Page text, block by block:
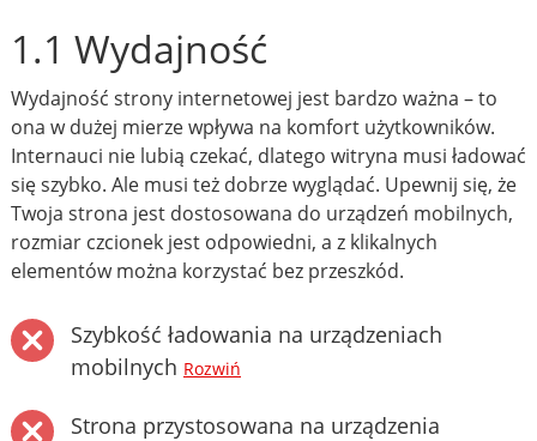
1.1 Wydajność
Wydajność strony internetowej jest bardzo ważna – to
ona w dużej mierze wpływa na komfort użytkowników.
Internauci nie lubią czekać, dlatego witryna musi ładować
się szybko. Ale musi też dobrze wyglądać. Upewnij się, że
Twoja strona jest dostosowana do urządzeń mobilnych,
rozmiar czcionek jest odpowiedni, a z klikalnych
elementów można korzystać bez przeszkód.
Szybkość ładowania na urządzeniach
mobilnych Rozwiń
Strona przystosowana na urządzenia